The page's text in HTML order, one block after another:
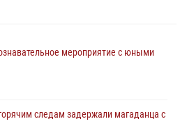
мероприятие с юными
следам задержали магаданца с